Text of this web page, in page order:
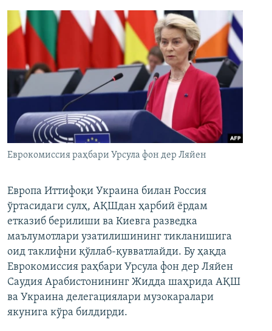
Еврокомиссия раҳбари Урсула фон дер Ляйен
Европа Иттифоқи Украина билан Россия
ўртасидаги сулҳ, АҚШдан ҳарбий ёрдам
етказиб берилиши ва Киевга разведка
маълумотлари узатилишининг тикланишига
оид таклифни қўллаб-қувватлайди. Бу ҳақда
Еврокомиссия раҳбари Урсула фон дер Ляйен
Саудия Арабистонининг Жидда шаҳрида АҚШ
ва Украина делегациялари музокаралари
якунига кўра билдирди.